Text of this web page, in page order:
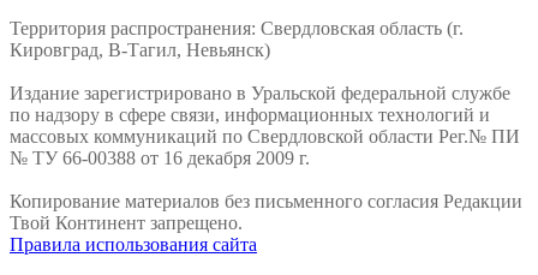
Территория распространения: Свердловская область (г.
Кировград, В-Тагил, Невьянск)
Издание зарегистрировано в Уральской федеральной службе
по надзору в сфере связи, информационных технологий и
массовых коммуникаций по Свердловской области Рег.№ ПИ
№ ТУ 66-00388 от 16 декабря 2009 г.
Копирование материалов без письменного согласия Редакции
Твой Континент запрещено.
Правила использования сайта